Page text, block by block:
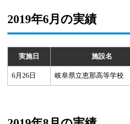
2019年6月の実績
実施日 施設名
6月26日 岐阜県立恵那高等学校